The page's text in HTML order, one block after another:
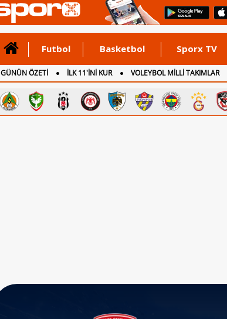
Futbol Basketbol Sporx TV
GÜNÜN ÖZETİ İLK 11'İNİ KUR VOLEYBOL MİLLİ TAKIMLAR
CANLI ANLATIM
İNGİLTERE